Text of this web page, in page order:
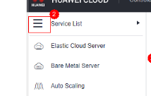
Gerenciamento
de
servidores
Gerenciamento